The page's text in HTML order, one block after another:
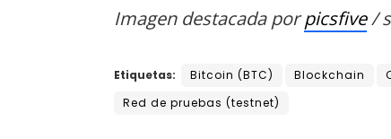
Imagen destacada porpicsfive/
Etiquetas: Bitcoin (BTC) Blockchain
Red de pruebas (testnet)